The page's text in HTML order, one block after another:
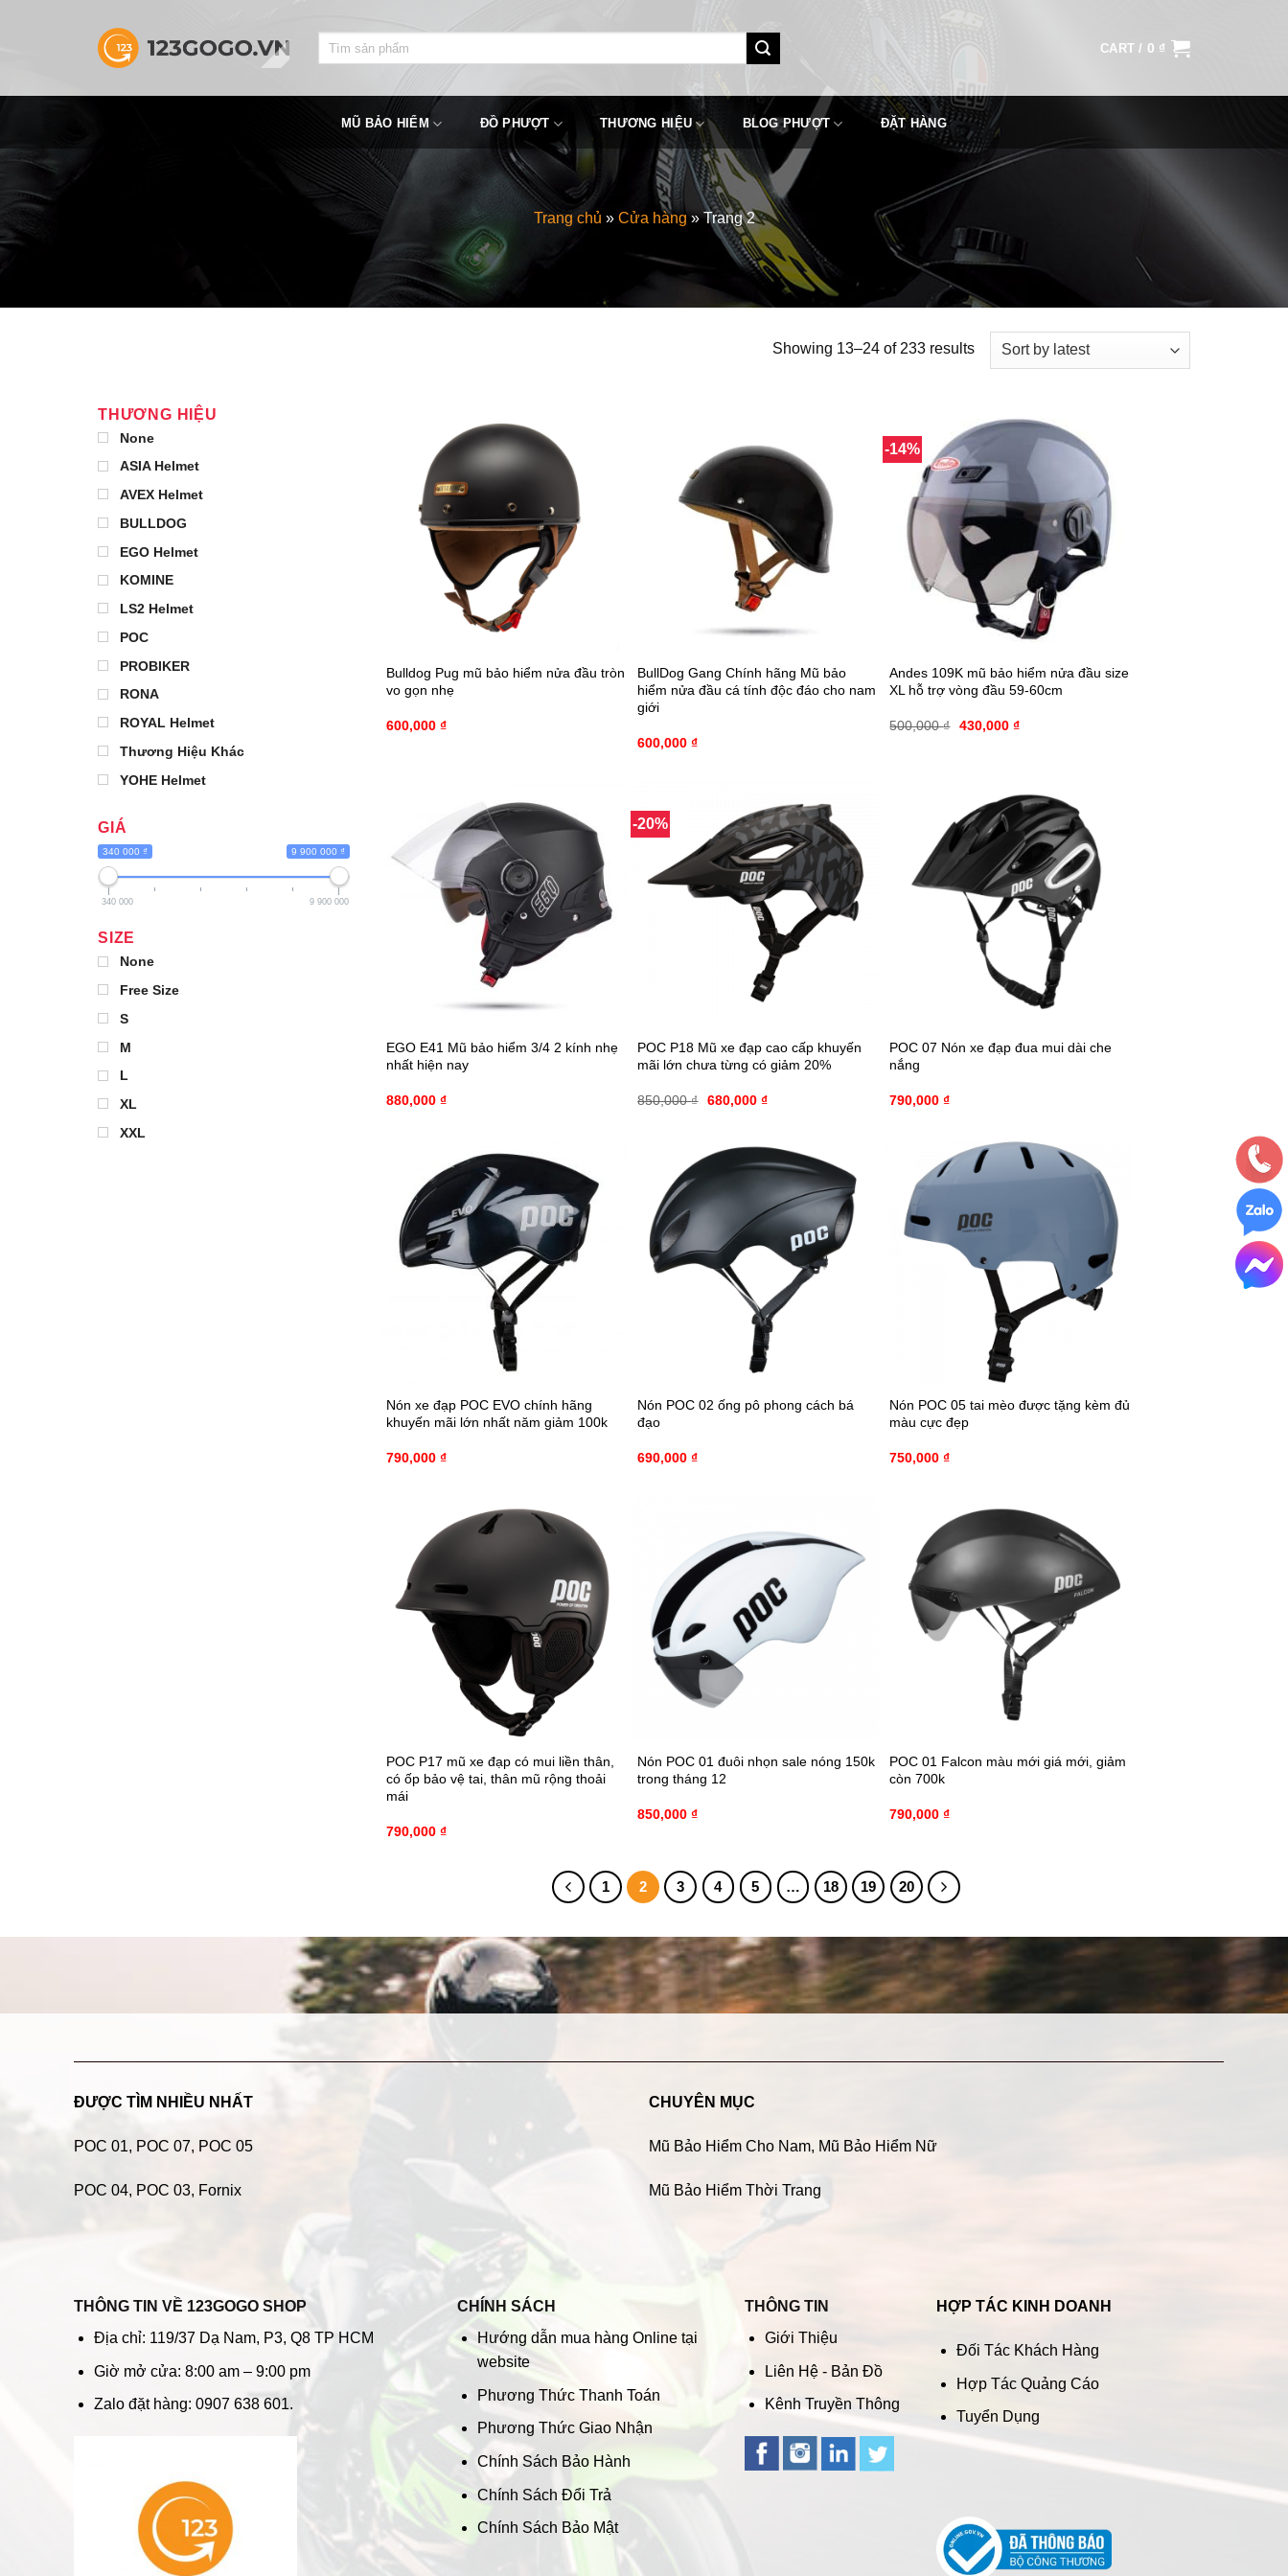
CART / 0 ₫
MŨ BẢO HIỂM ĐỒ PHƯỢT THƯƠNG HIỆU BLOG PHƯỢT ĐẶT HÀNG
Trang chủ » Cửa hàng»Trang 2
Showing 13–24 of 233 results
THƯƠNG HIỆU
None
ASIA Helmet
AVEX Helmet
BULLDOG
EGO Helmet
KOMINE
LS2 Helmet
POC
PROBIKER
RONA
ROYAL Helmet
Thương Hiệu Khác
YOHE Helmet
GIÁ
340 000 ₫ 9 900 000 ₫
340 000 9 900 000
SIZE
None
Free Size
S
M
L
XL
XXL
Bulldog Pug mũ bảo hiểm nửa đầu tròn
vo gọn nhẹ
600,000 ₫
BullDog Gang Chính hãng Mũ bảo
hiểm nửa đầu cá tính độc đáo cho nam
giới
600,000₫
-14%
Andes 109K mũ bảo hiểm nửa đầu size
XL hỗ trợ vòng đầu 59-60cm
500,000₫ 430,000 ₫
EGO E41 Mũ bảo hiểm 3/4 2 kính nhẹ
nhất hiện nay
880,000 ₫
-20%
POC P18 Mũ xe đạp cao cấp khuyến
mãi lớn chưa từng có giảm 20%
850,000₫ 680,000 ₫
POC 07 Nón xe đạp đua mui dài che
nắng
790,000₫
Nón xe đạp POC EVO chính hãng
khuyến mãi lớn nhất năm giảm 100k
790,000 ₫
Nón POC 02 ống pô phong cách bá
đạo
690,000₫
Nón POC 05 tai mèo được tặng kèm đủ
màu cực đẹp
750,000₫
POC P17 mũ xe đạp có mui liền thân,
có ốp bảo vệ tai, thân mũ rộng thoải
mái
790,000 ₫
Nón POC 01 đuôi nhọn sale nóng 150k
trong tháng 12
850,000₫
POC 01 Falcon màu mới giá mới, giảm
còn 700k
790,000₫
1 2 3 4 5 … 18 19 20
ĐƯỢC TÌM NHIỀU NHẤT
POC 01, POC 07, POC 05
POC 04, POC 03, Fornix
CHUYÊN MỤC
Mũ Bảo Hiểm Cho Nam, Mũ Bảo Hiểm Nữ
Mũ Bảo Hiểm Thời Trang
THÔNG TIN VỀ 123GOGO SHOP
Địa chỉ: 119/37 Dạ Nam, P3, Q8 TP HCM
Giờ mở cửa: 8:00 am – 9:00 pm
Zalo đặt hàng: 0907 638 601.
CHÍNH SÁCH
Hướng dẫn mua hàng Online tại
website
Phương Thức Thanh Toán
Phương Thức Giao Nhận
Chính Sách Bảo Hành
Chính Sách Đổi Trả
Chính Sách Bảo Mật
THÔNG TIN
Giới Thiệu
Liên Hệ - Bản Đồ
Kênh Truyền Thông
HỢP TÁC KINH DOANH
Đối Tác Khách Hàng
Hợp Tác Quảng Cáo
Tuyển Dụng